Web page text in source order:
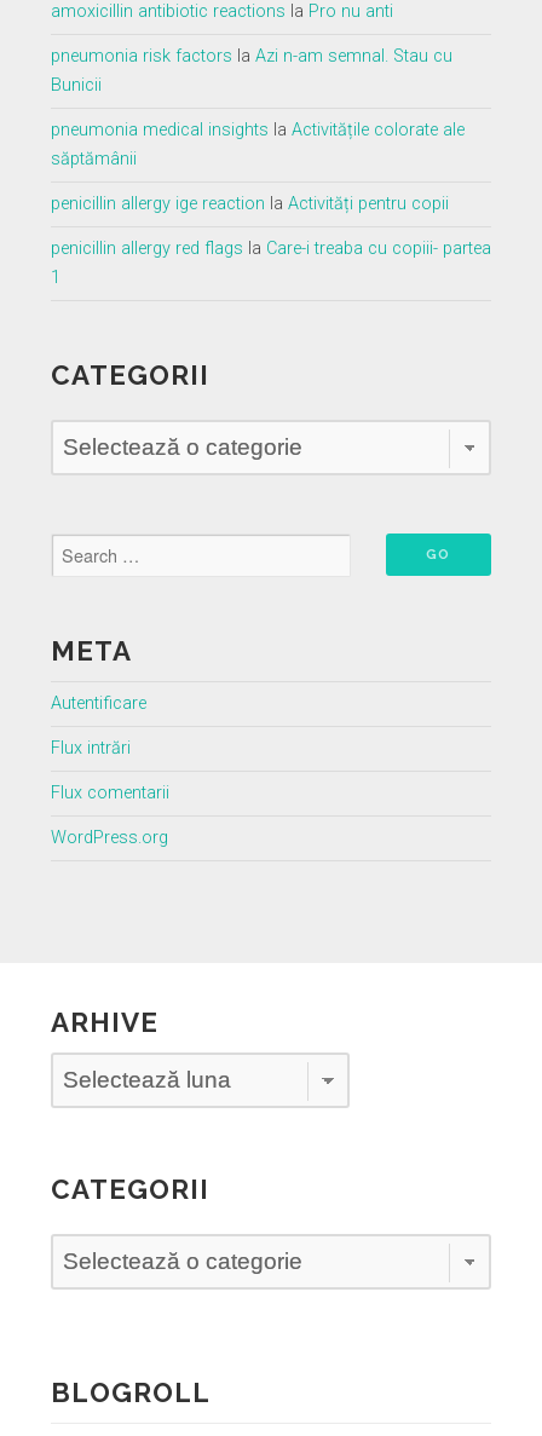
amoxicillin antibiotic reactions la Pro nu anti
pneumonia risk factors la Azi n-am semnal. Stau cu
Bunicii
pneumonia medical insights la Activitățile colorate ale
săptămânii
penicillin allergy ige reaction la Activități pentru copii
penicillin allergy red flags la Care-i treaba cu copiii- partea
1
CATEGORII
META
Autentificare
Flux intrări
Flux comentarii
WordPress.org
ARHIVE
CATEGORII
BLOGROLL